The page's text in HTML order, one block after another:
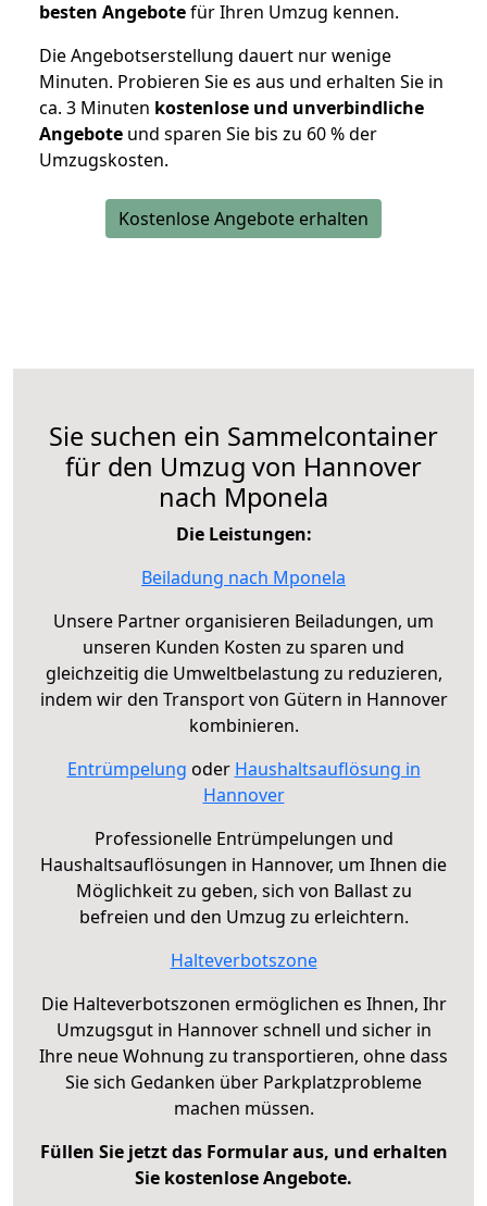
besten Angebotefür Ihren Umzug kennen.
Die Angebotserstellung dauert nur wenige
Minuten. Probieren Sie es aus und erhalten Sie in
ca. 3 Minuten kostenlose und unverbindliche
Angebote und sparen Sie bis zu 60 % der
Umzugskosten.
Kostenlose Angebote erhalten
Sie suchen ein Sammelcontainer
für den Umzug von Hannover
nach Mponela
Die Leistungen:
Beiladung nach Mponela
Unsere Partner organisieren Beiladungen, um
unseren Kunden Kosten zu sparen und
gleichzeitig die Umweltbelastung zu reduzieren,
indem wir den Transport von Gütern in Hannover
kombinieren.
Entrümpelung oder Haushaltsauflösung in
Hannover
Professionelle Entrümpelungen und
Haushaltsauflösungen in Hannover, um Ihnen die
Möglichkeit zu geben, sich von Ballast zu
befreien und den Umzug zu erleichtern.
Halteverbotszone
Die Halteverbotszonen ermöglichen es Ihnen, Ihr
Umzugsgut in Hannover schnell und sicher in
Ihre neue Wohnung zu transportieren, ohne dass
Sie sich Gedanken über Parkplatzprobleme
machen müssen.
Füllen Sie jetzt das Formular aus, und erhalten
Sie kostenlose Angebote.